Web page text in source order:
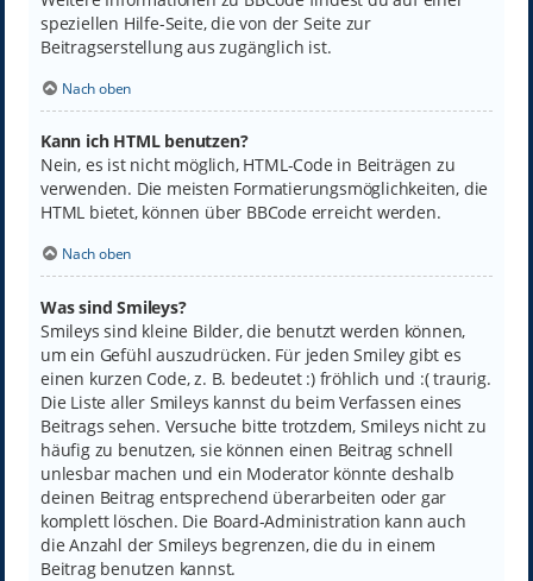
speziellen Hilfe-Seite, die von der Seite zur
Beitragserstellung aus zugänglich ist.
Nach oben
Kann ich HTML benutzen?
Nein, es ist nicht möglich, HTML-Code in Beiträgen zu
verwenden. Die meisten Formatierungsmöglichkeiten, die
HTML bietet, können über BBCode erreicht werden.
Nach oben
Was sind Smileys?
Smileys sind kleine Bilder, die benutzt werden können,
um ein Gefühl auszudrücken. Für jeden Smiley gibt es
einen kurzen Code, z. B. bedeutet :) fröhlich und :( traurig.
Die Liste aller Smileys kannst du beim Verfassen eines
Beitrags sehen. Versuche bitte trotzdem, Smileys nicht zu
häufig zu benutzen, sie können einen Beitrag schnell
unlesbar machen und ein Moderator könnte deshalb
deinen Beitrag entsprechend überarbeiten oder gar
komplett löschen. Die Board-Administration kann auch
die Anzahl der Smileys begrenzen, die du in einem
Beitrag benutzen kannst.